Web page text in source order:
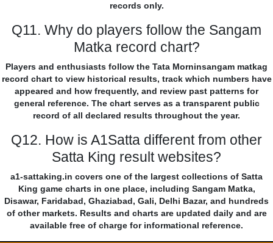
records only.
Q11. Why do players follow the Sangam
Matka record chart?
Players and enthusiasts follow the Tata Morninsangam matkag
record chart to view historical results, track which numbers have
appeared and how frequently, and review past patterns for
general reference. The chart serves as a transparent public
record of all declared results throughout the year.
Q12. How is A1Satta different from other
Satta King result websites?
a1-sattaking.in covers one of the largest collections of Satta
King game charts in one place, including Sangam Matka,
Disawar, Faridabad, Ghaziabad, Gali, Delhi Bazar, and hundreds
of other markets. Results and charts are updated daily and are
available free of charge for informational reference.